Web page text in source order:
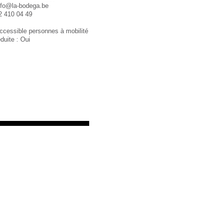
bodega.be
410 04 49
personnes à mobilité
: Oui